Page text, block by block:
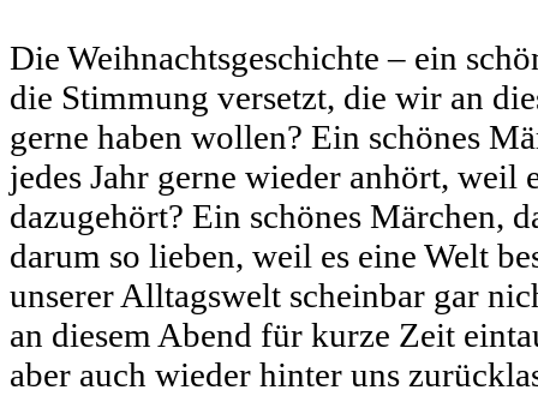
Die Weihnachtsgeschichte – ein
die Stimmung versetzt, die wir an
gerne haben wollen? Ein schönes
jedes Jahr gerne wieder anhört, weil
dazugehört? Ein schönes Märchen,
darum so lieben, weil es eine Welt
unserer Alltagswelt scheinbar gar
an diesem Abend für kurze Zeit
aber auch wieder hinter uns